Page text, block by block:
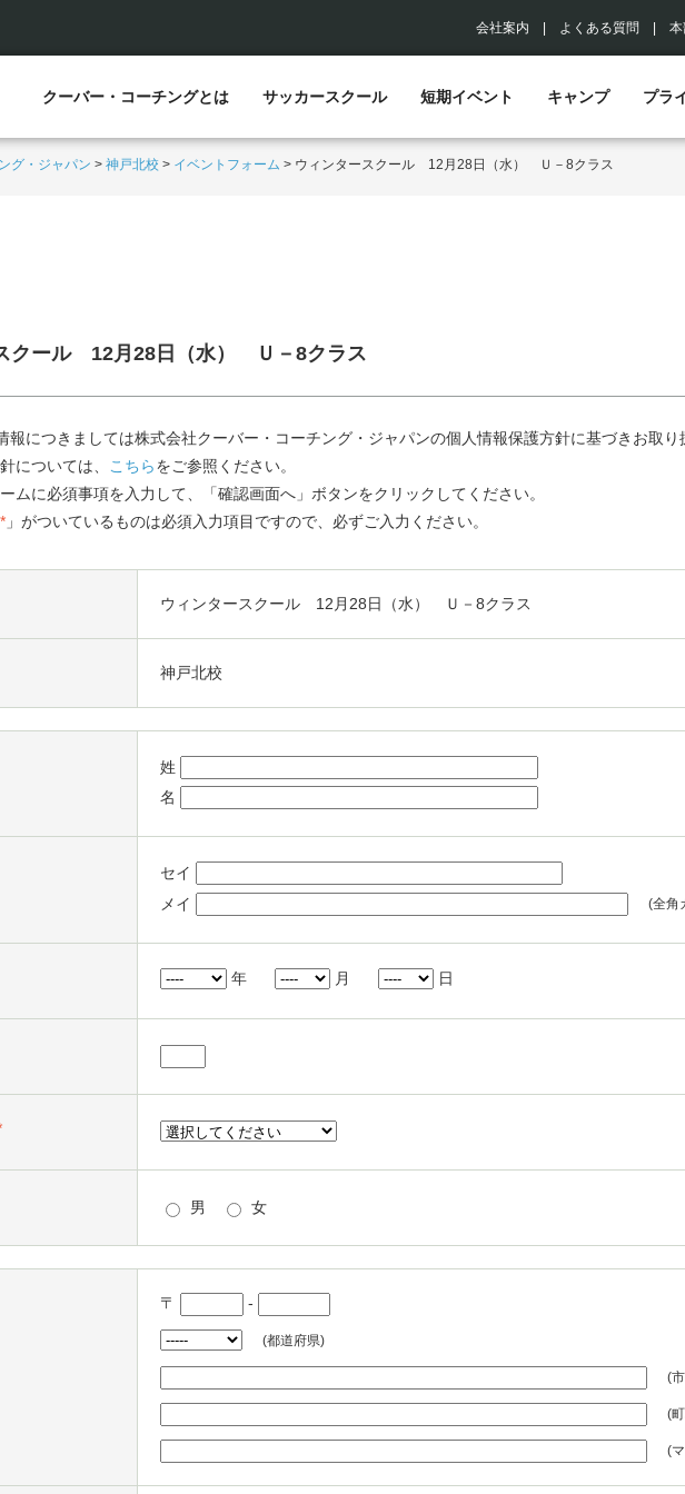
会社案内 よくある質問
クーバー・コーチングとは サッカースクール 短期イベント キャンプ プラ
グ・ジャパン > 神戸北校 > イベントフォーム > ウィンタースクール 12月28日（水） Ｕ－8クラス
クール 12月28日（水） Ｕ－8クラス
報につきましては株式会社クーバー・コーチング・ジャパンの個人情報保護方針に基づきお取り
については、
こちらをご参照ください。
ムに必須事項を入力して、「確認画面へ」ボタンをクリックしてください。
* 」がついているものは必須入力項目ですので、必ずご入力ください。
ウィンタースクール 12月28日（水） Ｕ－8クラス
神戸北校
姓
名
セイ
メイ
(全角
年 月 日
男 女
〒 -
(都道府県)
(
(
(